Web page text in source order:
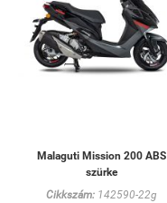
Malaguti Mission 200 ABS
szürke
Cikkszám:142590-22g